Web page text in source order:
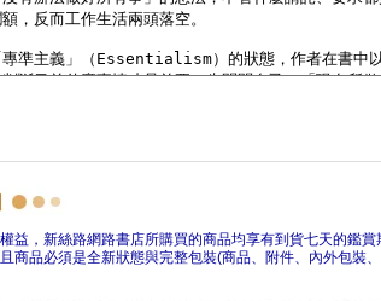
益，新絲路網路書店所購買的商品均享有到貨七天的鑑
商品必須是全新狀態與完整包裝(商品、附件、內外包裝